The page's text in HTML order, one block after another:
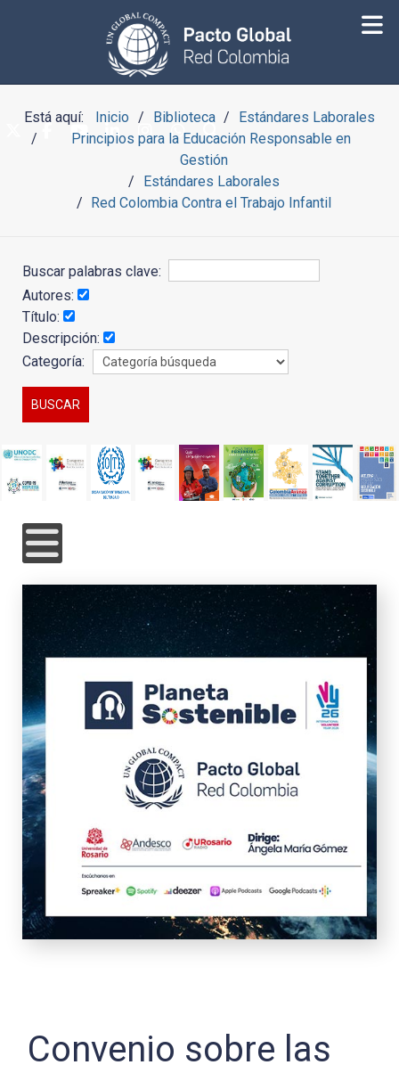
Está aquí: Inicio Biblioteca
Estándares Laborales
Principios para la Educación Responsable en
Gestión
Estándares Laborales
Red Colombia Contra el Trabajo Infantil
Buscar palabras clave:
Autores:
Título:
Descripción:
Categoría:
Convenio sobre las